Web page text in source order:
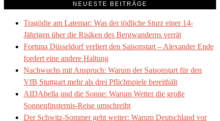
NEUESTE BEITRÄGE
Tragödie am Latemar: Was der tödliche Sturz einer 14-
Jährigen über die Risiken des Bergwanderns verrät
Fortuna Düsseldorf verliert den Saisonstart – Alexander Ende
fordert eine andere Haltung
Nachwuchs mit Anspruch: Warum der Saisonstart für den
VfB Stuttgart mehr als drei Pflichtspiele bereithält
AIDAbella und die Sonne: Warum Wetter die große
Sonnenfinsternis-Reise umschreibt
Der Schwitz-Sommer geht weiter: Warum Deutschland vor